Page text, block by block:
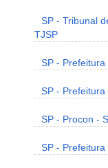
SP - Tribunal
TJSP
SP -
SP -
SP - Procon -
SP -